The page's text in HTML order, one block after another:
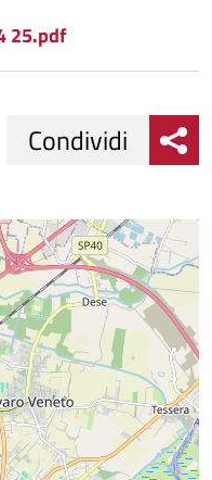
25.pdf
su
Facebook
Condividi
su
Twitter
Condividi
su
Google
Plus
Condividi
su
Whatsapp
Condividi